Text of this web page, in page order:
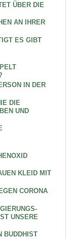
ÜBER DIE
AN IHRER
ES GIBT
IN DER
DIE
UND
KLEID MIT
CORONA
UNSERE
BUDDHIST